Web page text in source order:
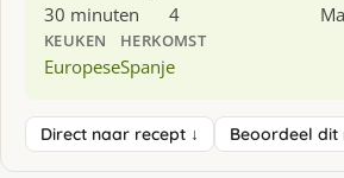
30 minuten 4
KEUKEN
Europese
HERKOMST
Spanje
Direct naar recept ↓ Beoordeel